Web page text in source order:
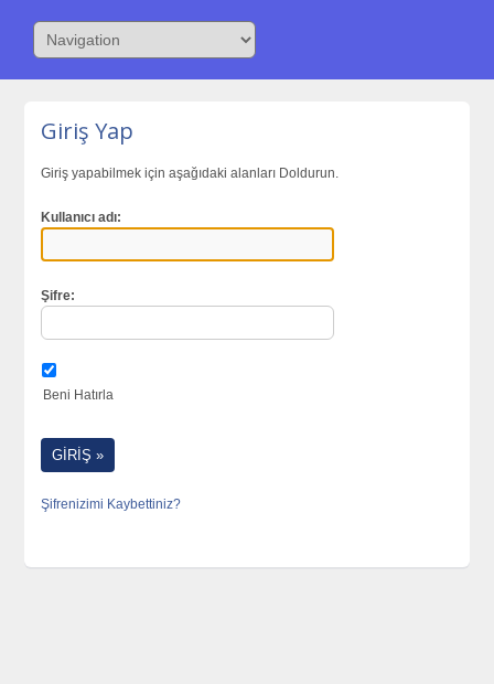
Giriş Yap
Giriş yapabilmek için aşağıdaki alanları Doldurun.
Kullanıcı adı:
Şifre:
Beni Hatırla
Şifrenizimi Kaybettiniz?